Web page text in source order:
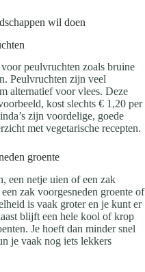
wil doen
peulvruchten zoals bruine
Peulvruchten zijn veel
alternatief voor vlees. Deze
kost slechts € 1,20 per
zijn voordelige, goede
met vegetarische recepten.
groente
een netje uien of een zak
zak voorgesneden groente of
is vaak groter en je kunt er
blijft een hele kool of krop
Je hoeft dan minder snel
je vaak nog iets lekkers